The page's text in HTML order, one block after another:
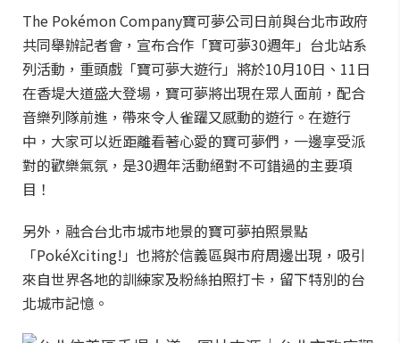
The Pokémon Company寶可夢公司日前與台北市政府
共同舉辦記者會，宣布合作「寶可夢30週年」台北站系
列活動，重頭戲「寶可夢大遊行」將於10月10日、11日
在香堤大道盛大登場，寶可夢將出現在眾人面前，配合
音樂列隊前進，帶來令人雀躍又感動的遊行。在遊行
中，大家可以近距離看著心愛的寶可夢們，一邊享受派
對的歡樂氣氛，是30週年活動絕對不可錯過的主要項
目！
另外，融合台北市城市地景的寶可夢拍照景點
「PokéXciting!」也將於信義區與市府周邊出現，吸引
來自世界各地的訓練家及粉絲拍照打卡，留下特別的台
北城市記憶。